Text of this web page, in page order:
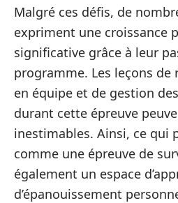
Malgré ces défis, de
expriment une croissance
significative grâce à leur
programme. Les leçons de
en équipe et de gestion
durant cette épreuve
inestimables. Ainsi, ce qui
comme une épreuve de
également un espace
d’épanouissement